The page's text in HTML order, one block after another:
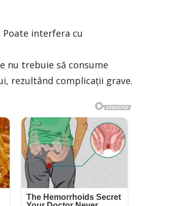
interfera cu
nu trebuie să consume
rezultând complicații grave.